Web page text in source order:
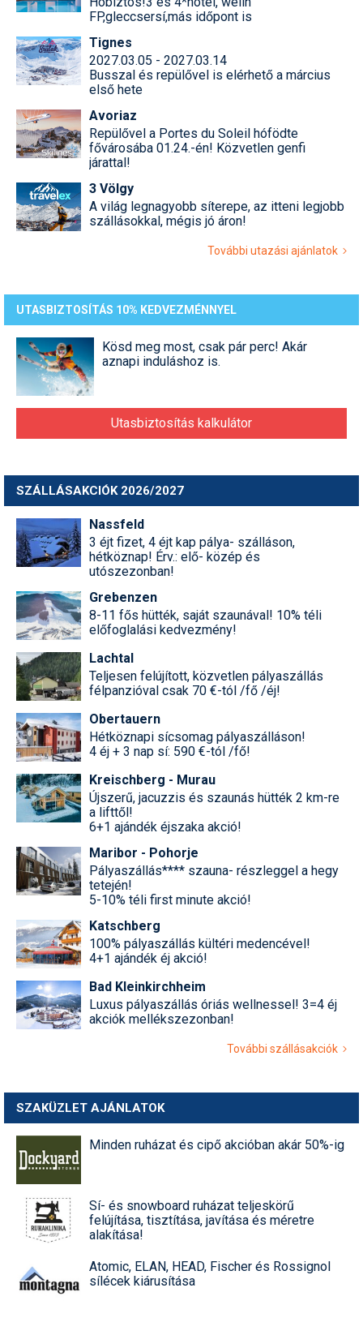
FP,gleccsersí,más időpont is
Tignes
2027.03.05 - 2027.03.14
Busszal és repülővel is elérhető a március
első hete
Avoriaz
Repülővel a Portes du Soleil hófödte
fővárosába 01.24.-én! Közvetlen genfi
járattal!
3 Völgy
A világ legnagyobb síterepe, az itteni legjobb
szállásokkal, mégis jó áron!
További utazási ajánlatok
UTASBIZTOSÍTÁS 10% KEDVEZMÉNNYEL
Kösd meg most, csak pár perc! Akár
aznapi induláshoz is.
Utasbiztosítás kalkulátor
SZÁLLÁSAKCIÓK 2026/2027
Nassfeld
3 éjt fizet, 4 éjt kap pálya- szálláson,
hétköznap! Érv.: elő- közép és
utószezonban!
Grebenzen
8-11 fős hütték, saját szaunával! 10% téli
előfoglalási kedvezmény!
Lachtal
Teljesen felújított, közvetlen pályaszállás
félpanzióval csak 70 €-tól /fő /éj!
Obertauern
Hétköznapi sícsomag pályaszálláson!
4 éj + 3 nap sí: 590 €-tól /fő!
Kreischberg - Murau
Újszerű, jacuzzis és szaunás hütték 2 km-re
a lifttől!
6+1 ajándék éjszaka akció!
Maribor - Pohorje
Pályaszállás**** szauna- részleggel a hegy
tetején!
5-10% téli first minute akció!
Katschberg
100% pályaszállás kültéri medencével!
4+1 ajándék éj akció!
Bad Kleinkirchheim
Luxus pályaszállás óriás wellnessel! 3=4 éj
akciók mellékszezonban!
További szállásakciók
SZAKÜZLET AJÁNLATOK
Minden ruházat és cipő akcióban akár 50%-ig
Sí- és snowboard ruházat teljeskörű
felújítása, tisztítása, javítása és méretre
alakítása!
Atomic, ELAN, HEAD, Fischer és Rossignol
sílécek kiárusítása